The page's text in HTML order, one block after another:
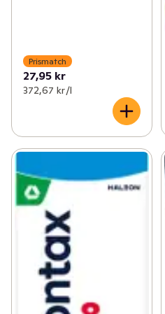
Prismatch
27,95 kr
372,67 kr /l